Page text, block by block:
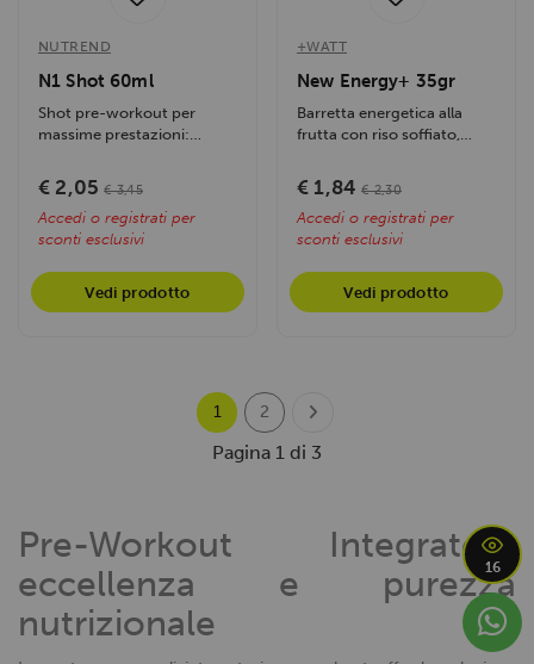
NUTREND
N1 Shot 60ml
Shot pre-workout per
massime prestazioni:
muscolare e focus...
€ 2,05 € 3,45
Accedi o registrati per
sconti esclusivi
Vedi prodotto
+WATT
New Energy+ 35gr
Barretta energetica alla
frutta con riso soffiato,
resistenza....
€ 1,84 € 2,30
Accedi o registrati per
sconti esclusivi
Vedi prodotto
1 2
Pagina 1 di 3
Pre-Workout Integratori:
eccellenza e purezza
nutrizionale
16